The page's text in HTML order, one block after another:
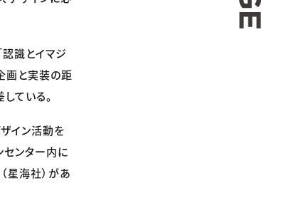
認識とイマジ
画と実装の距
ている。
イン活動を
ンター内に
星海社）があ